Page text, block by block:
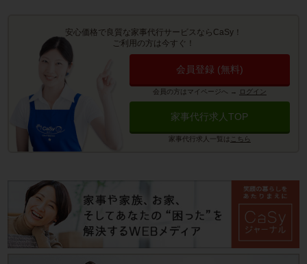
安心価格で良質な家事代行サービスならCaSy！
ご利用の方は今すぐ！
会員登録 (無料)
会員の方はマイページへ → ログイン
家事代行求人TOP
家事代行求人一覧は こちら